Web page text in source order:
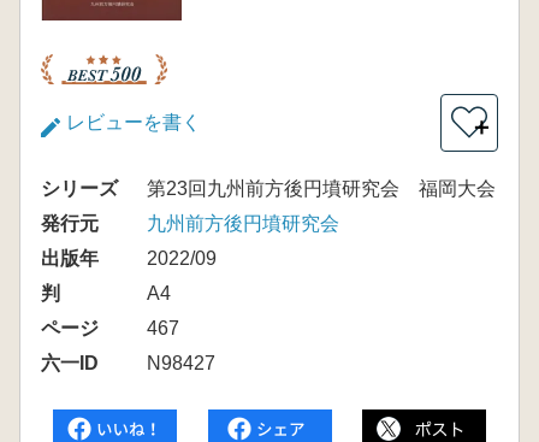
レビューを書く ＋
シリーズ
第23回九州前方後円墳研究会 福岡大会
発行元
九州前方後円墳研究会
出版年
2022/09
判
A4
ページ
467
六一ID
N98427